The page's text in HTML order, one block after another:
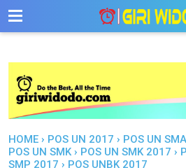
-->
HOME › POS UN 2017 › POS UN SMA
POS UN SMK › POS UN SMK 2017 ›
SMP 2017 › POS UNBK 2017